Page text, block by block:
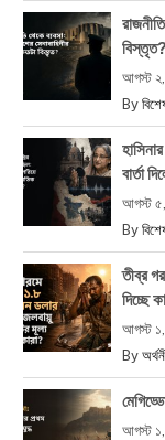
বিস্তৃত?
আগস্ট
By
বার্তা
আগস্ট
By
তীব্র
দিচ্ছে
আগস্ট
By
আগস্ট